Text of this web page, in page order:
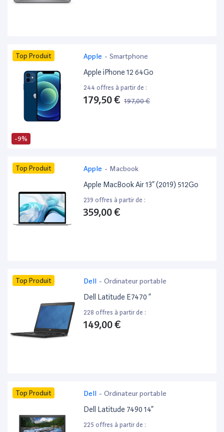
-9%
Top Produit Apple - Smartphone
Apple iPhone 12 64Go
244 offres à partir de :
179,50 € 197,00 €
Top Produit Apple - Macbook
Apple MacBook Air 13” (2019) 512Go
239 offres à partir de :
359,00 €
Top Produit Dell - Ordinateur portable
Dell Latitude E7470 ”
228 offres à partir de :
149,00 €
Top Produit Dell - Ordinateur portable
Dell Latitude 7490 14”
225 offres à partir de :